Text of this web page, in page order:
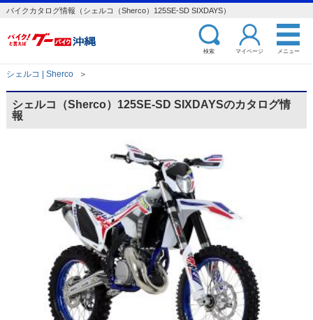
バイクカタログ情報（シェルコ（Sherco）125SE-SD SIXDAYS）
検索 マイページ メニュー
シェルコ | Sherco ＞
シェルコ（Sherco）125SE-SD SIXDAYSのカタログ情
報